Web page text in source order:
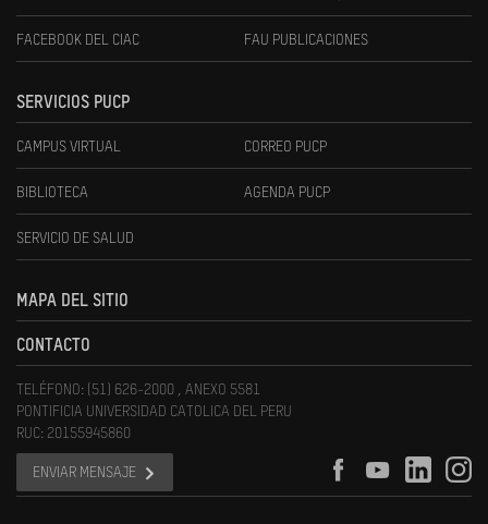
FACEBOOK DEL CIAC FAU PUBLICACIONES
SERVICIOS PUCP
CAMPUS VIRTUAL CORREO PUCP
BIBLIOTECA AGENDA PUCP
SERVICIO DE SALUD
MAPA DEL SITIO
CONTACTO
TELÉFONO: (51) 626-2000 , ANEXO 5581
PONTIFICIA UNIVERSIDAD CATOLICA DEL PERU
RUC: 20155945860
ENVIAR MENSAJE